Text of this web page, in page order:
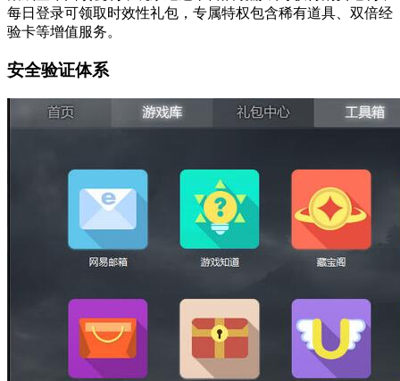
每日登录可领取时效性礼包，专属特权包含稀有道具、双倍经
验卡等增值服务。
安全验证体系